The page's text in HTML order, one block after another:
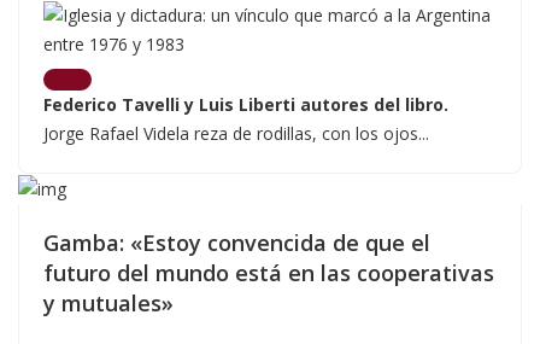
Federico Tavelli y Luis Liberti autores del libro.
Jorge Rafael Videla reza de rodillas, con los ojos...
Gamba: «Estoy convencida de que el
futuro del mundo está en las cooperativas
y mutuales»